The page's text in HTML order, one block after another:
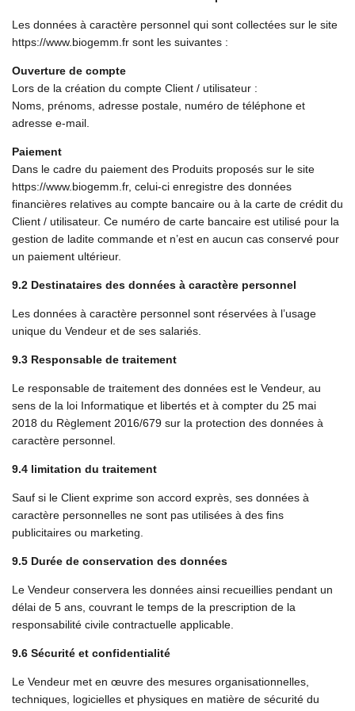
Les données à caractère personnel qui sont collectées sur le site
https://www.biogemm.fr sont les suivantes :
Ouverture de compte
Lors de la création du compte Client / utilisateur :
Noms, prénoms, adresse postale, numéro de téléphone et
adresse e-mail.
Paiement
Dans le cadre du paiement des Produits proposés sur le site
https://www.biogemm.fr, celui-ci enregistre des données
financières relatives au compte bancaire ou à la carte de crédit du
Client / utilisateur. Ce numéro de carte bancaire est utilisé pour la
gestion de ladite commande et n’est en aucun cas conservé pour
un paiement ultérieur.
9.2 Destinataires des données à caractère personnel
Les données à caractère personnel sont réservées à l’usage
unique du Vendeur et de ses salariés.
9.3 Responsable de traitement
Le responsable de traitement des données est le Vendeur, au
sens de la loi Informatique et libertés et à compter du 25 mai
2018 du Règlement 2016/679 sur la protection des données à
caractère personnel.
9.4 limitation du traitement
Sauf si le Client exprime son accord exprès, ses données à
caractère personnelles ne sont pas utilisées à des fins
publicitaires ou marketing.
9.5 Durée de conservation des données
Le Vendeur conservera les données ainsi recueillies pendant un
délai de 5 ans, couvrant le temps de la prescription de la
responsabilité civile contractuelle applicable.
9.6 Sécurité et confidentialité
Le Vendeur met en œuvre des mesures organisationnelles,
techniques, logicielles et physiques en matière de sécurité du